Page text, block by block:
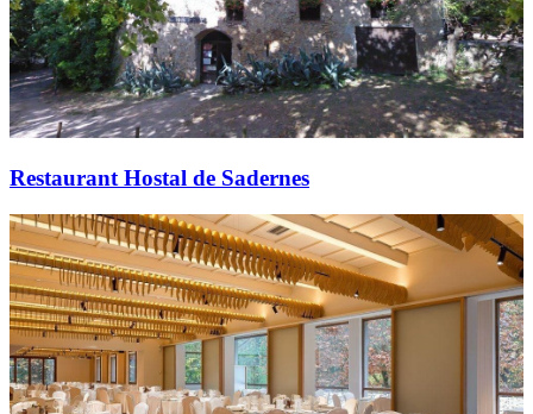
Restaurant Hostal de Sadernes